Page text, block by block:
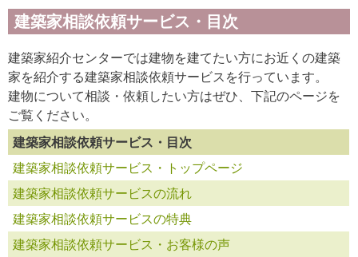
建築家相談依頼サービス・目次
建築家紹介センターでは建物を建てたい方にお近くの建築
家を紹介する建築家相談依頼サービスを行っています。
建物について相談・依頼したい方はぜひ、下記のページを
ご覧ください。
建築家相談依頼サービス・目次
建築家相談依頼サービス・トップページ
建築家相談依頼サービスの流れ
建築家相談依頼サービスの特典
建築家相談依頼サービス・お客様の声